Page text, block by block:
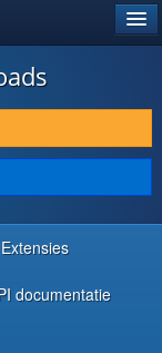
Extensies
documentatie